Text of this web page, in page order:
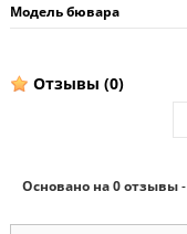
Модель бювара
Отзывы (0)
Основано на0отзывы-